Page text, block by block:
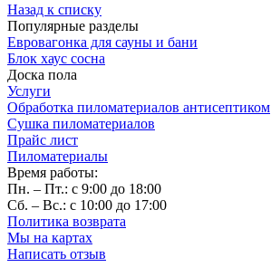
Назад к списку
Популярные разделы
Евровагонка для сауны и бани
Блок хаус сосна
Доска пола
Услуги
Обработка пиломатериалов антисептиком
Сушка пиломатериалов
Прайс лист
Пиломатериалы
Время работы:
Пн. – Пт.: с 9:00 до 18:00
Сб. – Вс.: с 10:00 до 17:00
Политика возврата
Мы на картах
Написать отзыв